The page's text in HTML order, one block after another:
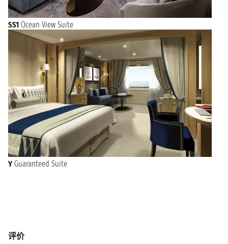
SS1 Ocean View Suite
Y Guaranteed Suite
评价